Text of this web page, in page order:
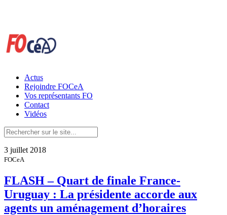
Actus
Rejoindre FOCeA
Vos représentants FO
Contact
Vidéos
3 juillet 2018
FOCeA
FLASH – Quart de finale France-
Uruguay : La présidente accorde aux
agents un aménagement d’horaires